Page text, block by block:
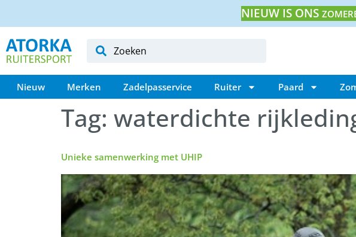
NIEUW IS ONS
Nieuw Merken Zadelpasservice Ruiter Paard
Tag: waterdichte
Unieke samenwerking met UHIP